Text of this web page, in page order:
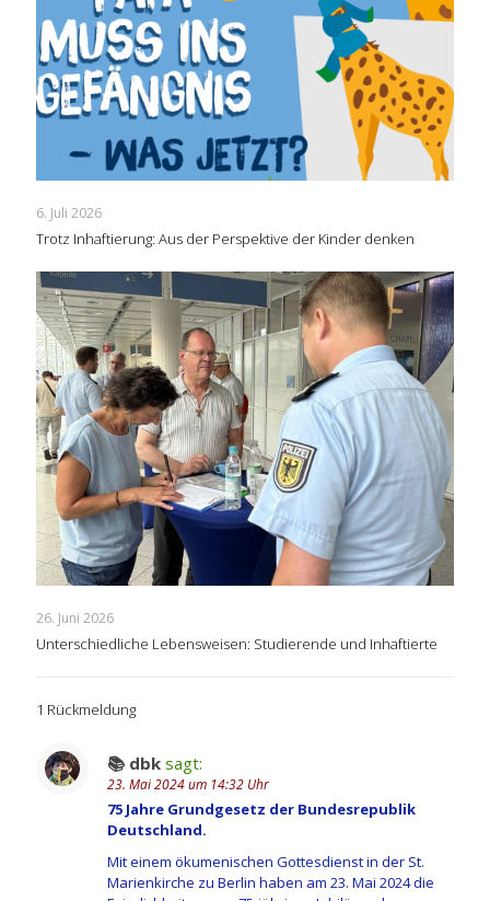
6. Juli 2026
Trotz Inhaftierung: Aus der Perspektive der Kinder denken
26. Juni 2026
Unterschiedliche Lebensweisen: Studierende und Inhaftierte
1 Rückmeldung
📚 dbk sagt:
23. Mai 2024 um 14:32 Uhr
75 Jahre Grundgesetz der Bundesrepublik
Deutschland.
Mit einem ökumenischen Gottesdienst in der St.
Marienkirche zu Berlin haben am 23. Mai 2024 die